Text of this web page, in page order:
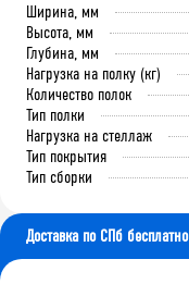
Ширина, мм
Высота, мм
Глубина, мм
Нагрузка на полку (кг)
Количество полок
Тип полки
Нагрузка на стеллаж
Тип покрытия
Тип сборки
Доставка по СПб бесплатно